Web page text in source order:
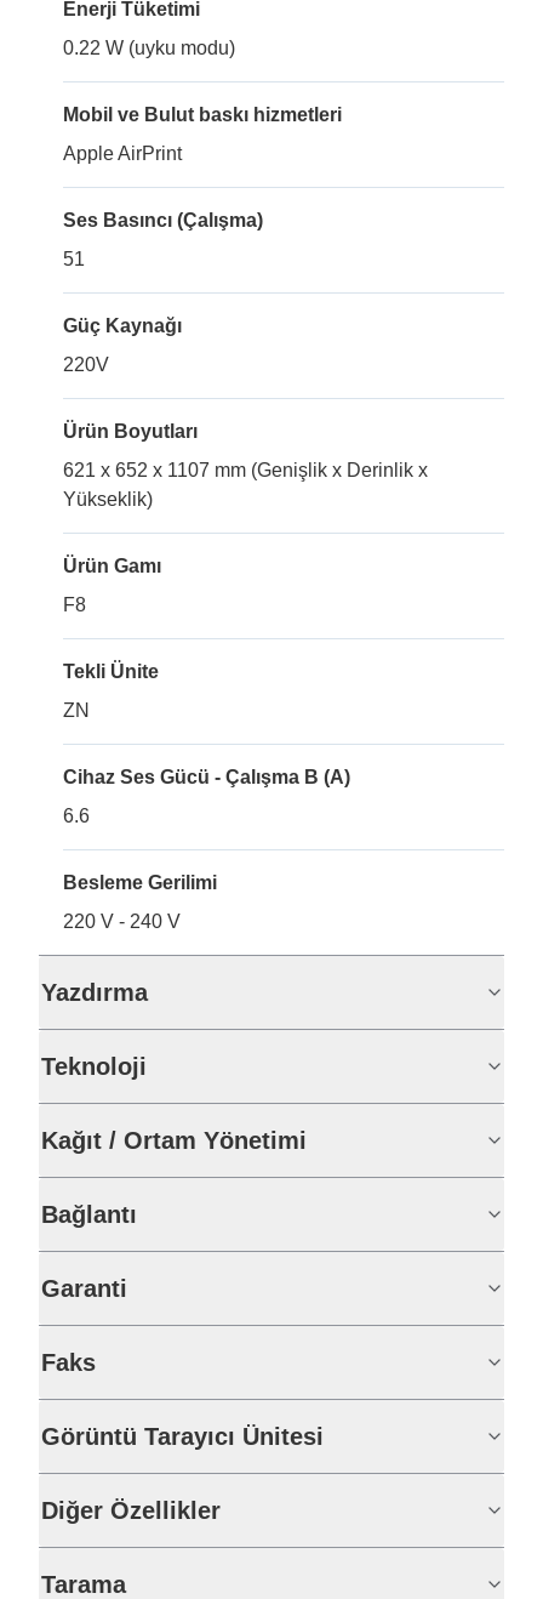
Enerji Tüketimi
0.22 W (uyku modu)
Mobil ve Bulut baskı hizmetleri
Apple AirPrint
Ses Basıncı (Çalışma)
51
Güç Kaynağı
220V
Ürün Boyutları
621 x 652 x 1107 mm (Genişlik x Derinlik x
Yükseklik)
Ürün Gamı
F8
Tekli Ünite
ZN
Cihaz Ses Gücü - Çalışma B (A)
6.6
Besleme Gerilimi
220 V - 240 V
Yazdırma
Teknoloji
Kağıt / Ortam Yönetimi
Bağlantı
Garanti
Faks
Görüntü Tarayıcı Ünitesi
Diğer Özellikler
Tarama